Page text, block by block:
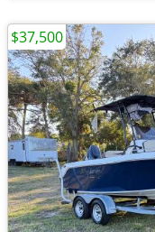
$37,500